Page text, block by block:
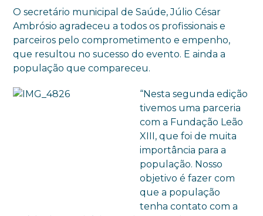
O secretário municipal de Saúde, Júlio César
Ambrósio agradeceu a todos os profissionais e
parceiros pelo comprometimento e empenho,
que resultou no sucesso do evento. E ainda a
população que compareceu.
“Nesta segunda edição
tivemos uma parceria
com a Fundação Leão
XIII, que foi de muita
importância para a
população. Nosso
objetivo é fazer com
que a população
tenha contato com a